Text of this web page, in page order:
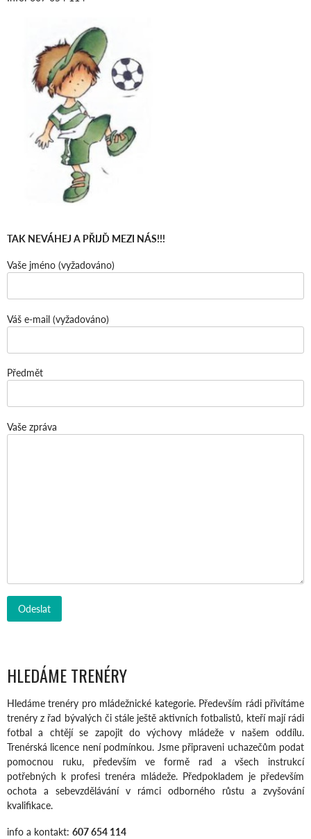
TAK NEVÁHEJ A PŘIJĎ MEZI NÁS!!!
Vaše jméno (vyžadováno)
Váš e-mail (vyžadováno)
Předmět
Vaše zpráva
HLEDÁME TRENÉRY
Hledáme trenéry pro mládežnické kategorie. Především rádi přivítáme
trenéry z řad bývalých či stále ještě aktivních fotbalistů, kteří mají rádi
fotbal a chtějí se zapojit do výchovy mládeže v našem oddílu.
Trenérská licence není podmínkou. Jsme připraveni uchazečům podat
pomocnou ruku, především ve formě rad a všech instrukcí
potřebných k profesi trenéra mládeže. Předpokladem je především
ochota a sebevzdělávání v rámci odborného růstu a zvyšování
kvalifikace.
info a kontakt: 607 654 114